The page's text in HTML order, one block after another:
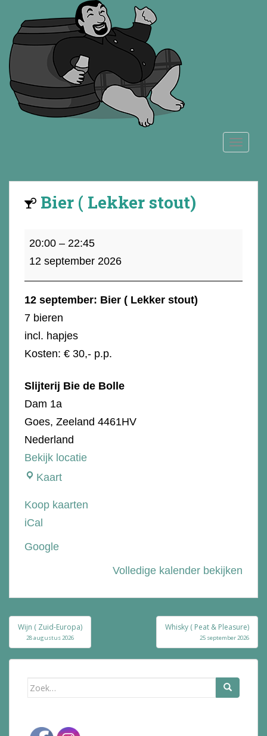
Bier ( Lekker stout)
Bier
20:00 – 22:45
12 september 2026
12 september: Bier ( Lekker stout)
7 bieren
incl. hapjes
Kosten: € 30,- p.p.
Slijterij Bie de Bolle
Dam 1a
Goes, Zeeland 4461HV
Nederland
Bekijk locatie
KaartSlijterij
de
Koop kaarten
iCal
Google
Volledige kalender bekijken
Bericht
navigatie
Wijn ( Zuid-Europa)
28 augustus 2026
Whisky ( Peat & Pleasure)
25 september 2026
Zoek